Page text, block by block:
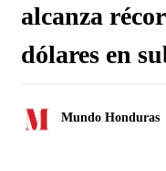
alcanza
dólares en
Mundo Honduras